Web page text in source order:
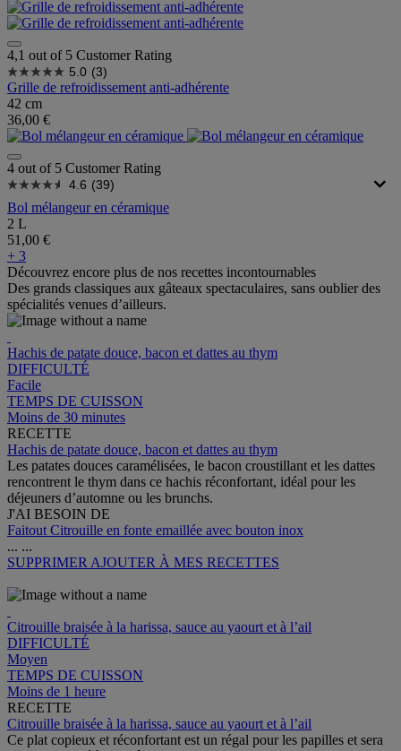
4,1 out of 5 Customer Rating
5.0 (3)
Grille de refroidissement anti-adhérente
42 cm
36,00 €
4 out of 5 Customer Rating
4.6 (39)
Bol mélangeur en céramique
2 L
51,00 €
+ 3
Découvrez encore plus de nos recettes incontournables
Des grands classiques aux gâteaux spectaculaires, sans oublier des
spécialités venues d’ailleurs.
Hachis de patate douce, bacon et dattes au thym
DIFFICULTÉ
Facile
TEMPS DE CUISSON
Moins de 30 minutes
RECETTE
Hachis de patate douce, bacon et dattes au thym
Les patates douces caramélisées, le bacon croustillant et les dattes
rencontrent le thym dans ce hachis réconfortant, idéal pour les
déjeuners d’automne ou les brunchs.
J'AI BESOIN DE
Faitout Citrouille en fonte emaillée avec bouton inox
... ...
SUPPRIMER AJOUTER À MES RECETTES
Citrouille braisée à la harissa, sauce au yaourt et à l’ail
DIFFICULTÉ
Moyen
TEMPS DE CUISSON
Moins de 1 heure
RECETTE
Citrouille braisée à la harissa, sauce au yaourt et à l’ail
Ce plat copieux et réconfortant est un régal pour les papilles et sera